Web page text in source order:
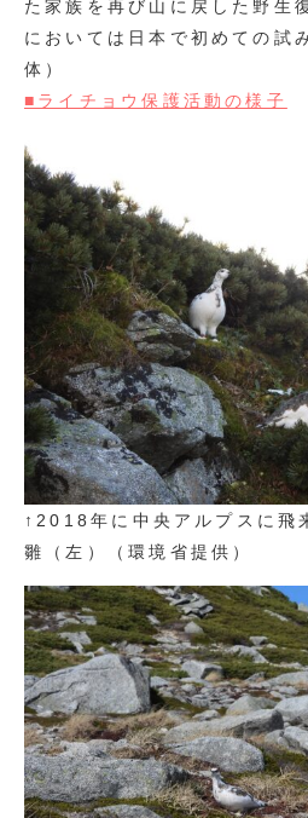
た家族を再び山に戻した野生
においては日本で初めての試
体）
■ライチョウ保護活動の様子
↑2018年に中央アルプスに飛
雛（左）（環境省提供）